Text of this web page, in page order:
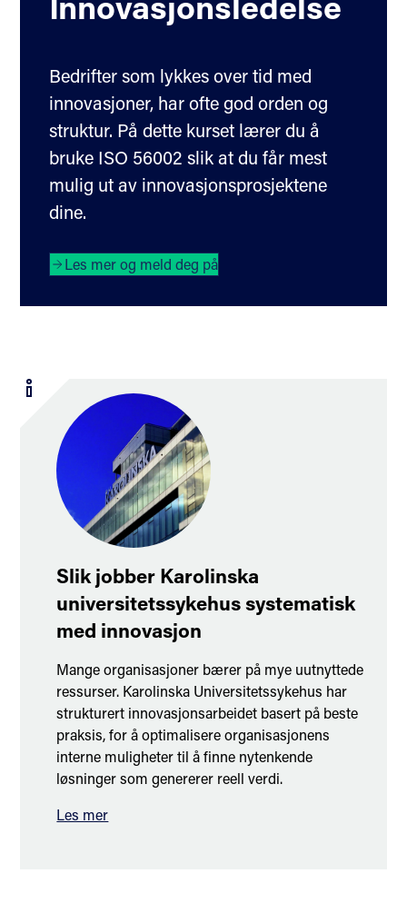
Bedrifter som lykkes over tid med
innovasjoner, har ofte god orden og
struktur. På dette kurset lærer du å
bruke ISO 56002 slik at du får mest
mulig ut av innovasjonsprosjektene
dine.
Les mer og meld deg på
Slik jobber Karolinska
universitetssykehus systematisk
med innovasjon
Mange organisasjoner bærer på mye uutnyttede
ressurser. Karolinska Universitetssykehus har
strukturert innovasjonsarbeidet basert på beste
praksis, for å optimalisere organisasjonens
interne muligheter til å finne nytenkende
løsninger som genererer reell verdi.
Les mer